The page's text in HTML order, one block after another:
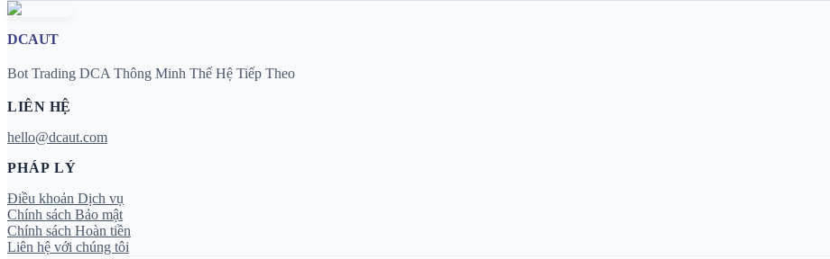
DCAUT
Bot Trading DCA Thông Minh Thế Hệ Tiếp Theo
LIÊN HỆ
hello@dcaut.com
PHÁP LÝ
Điều khoản Dịch vụ
Chính sách Bảo mật
Chính sách Hoàn tiền
Liên hệ với chúng tôi